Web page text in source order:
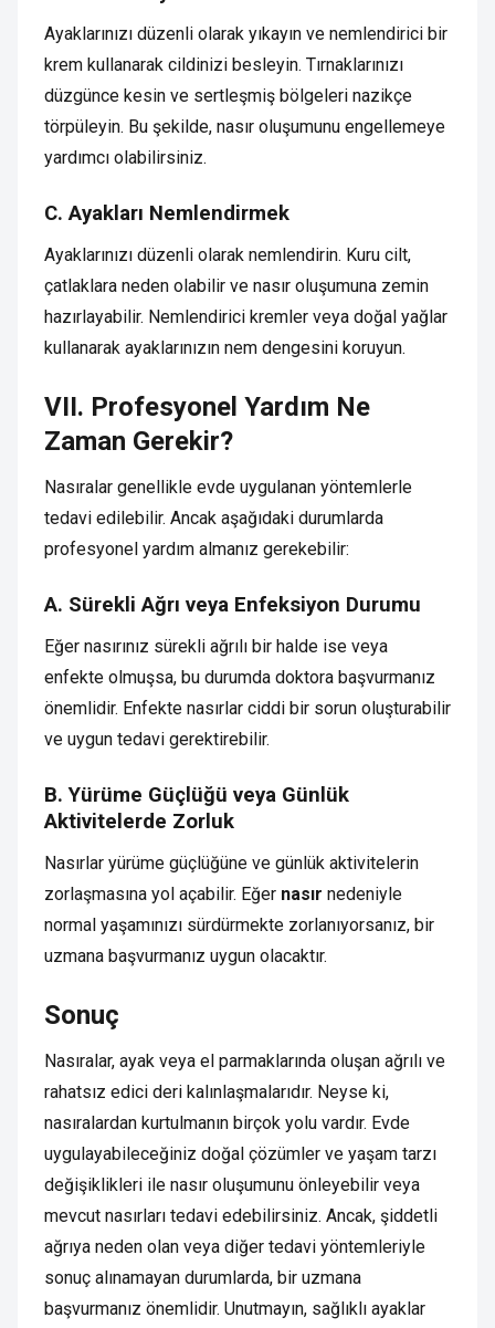
Ayaklarınızı düzenli olarak yıkayın ve nemlendirici bir
krem kullanarak cildinizi besleyin. Tırnaklarınızı
düzgünce kesin ve sertleşmiş bölgeleri nazikçe
törpüleyin. Bu şekilde, nasır oluşumunu engellemeye
yardımcı olabilirsiniz.
C. Ayakları Nemlendirmek
Ayaklarınızı düzenli olarak nemlendirin. Kuru cilt,
çatlaklara neden olabilir ve nasır oluşumuna zemin
hazırlayabilir. Nemlendirici kremler veya doğal yağlar
kullanarak ayaklarınızın nem dengesini koruyun.
VII. Profesyonel Yardım Ne
Zaman Gerekir?
Nasıralar genellikle evde uygulanan yöntemlerle
tedavi edilebilir. Ancak aşağıdaki durumlarda
profesyonel yardım almanız gerekebilir:
A. Sürekli Ağrı veya Enfeksiyon Durumu
Eğer nasırınız sürekli ağrılı bir halde ise veya
enfekte olmuşsa, bu durumda doktora başvurmanız
önemlidir. Enfekte nasırlar ciddi bir sorun oluşturabilir
ve uygun tedavi gerektirebilir.
B. Yürüme Güçlüğü veya Günlük
Aktivitelerde Zorluk
Nasırlar yürüme güçlüğüne ve günlük aktivitelerin
zorlaşmasına yol açabilir. Eğer nasır nedeniyle
normal yaşamınızı sürdürmekte zorlanıyorsanız, bir
uzmana başvurmanız uygun olacaktır.
Sonuç
Nasıralar, ayak veya el parmaklarında oluşan ağrılı ve
rahatsız edici deri kalınlaşmalarıdır. Neyse ki,
nasıralardan kurtulmanın birçok yolu vardır. Evde
uygulayabileceğiniz doğal çözümler ve yaşam tarzı
değişiklikleri ile nasır oluşumunu önleyebilir veya
mevcut nasırları tedavi edebilirsiniz. Ancak, şiddetli
ağrıya neden olan veya diğer tedavi yöntemleriyle
sonuç alınamayan durumlarda, bir uzmana
başvurmanız önemlidir. Unutmayın, sağlıklı ayaklar